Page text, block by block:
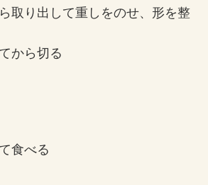
取り出して重しをのせ、形を整
から切る
食べる